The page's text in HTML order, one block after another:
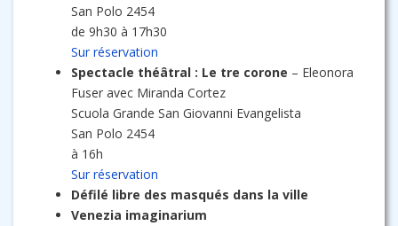
San Polo 2454
de 9h30 à 17h30
Sur réservation
Spectacle théâtral : Le tre corone – Eleonora
Fuser avec Miranda Cortez
Scuola Grande San Giovanni Evangelista
San Polo 2454
à 16h
Sur réservation
Défilé libre des masqués dans la ville
Venezia imaginarium